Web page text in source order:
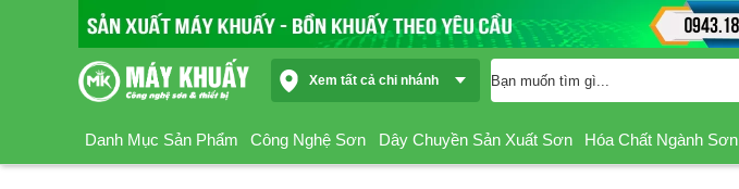
Xem tất cả chi nhánh
Danh Mục Sản Phẩm Công Nghệ Sơn Dây Chuyền Sản Xuất Sơn Hóa Chất Ngành Sơn